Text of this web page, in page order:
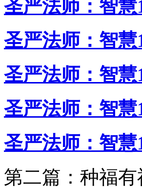
圣严法师：智
圣严法师：智
圣严法师：智
圣严法师：智
圣严法师：智
第二篇：种福有